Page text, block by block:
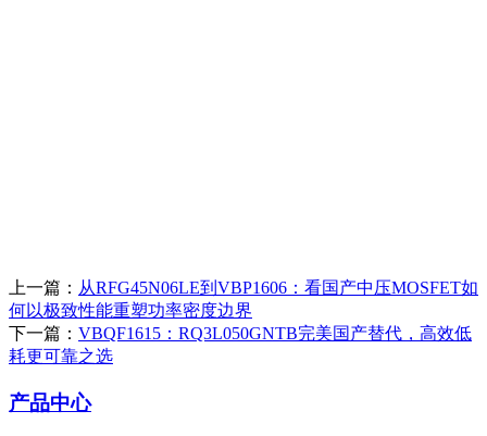
上一篇： 从RFG45N06LE到VBP1606：看国产中压MOSFET如
何以极致性能重塑功率密度边界
下一篇： VBQF1615：RQ3L050GNTB完美国产替代，高效低
耗更可靠之选
产品中心